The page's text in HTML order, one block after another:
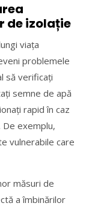
de izolație
viața
problemele
să verificați
semne de apă
rapid în caz
exemplu,
vulnerabile care
măsuri de
a îmbinărilor